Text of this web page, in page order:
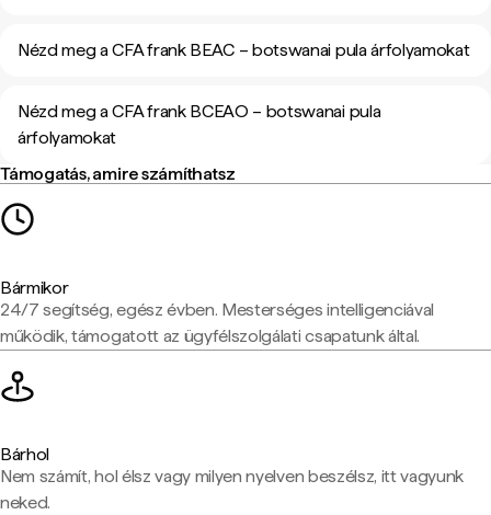
Nézd meg a CFA frank BEAC – botswanai pula árfolyamokat
Nézd meg a CFA frank BCEAO – botswanai pula
árfolyamokat
Támogatás, amire számíthatsz
Bármikor
24/7 segítség, egész évben. Mesterséges intelligenciával
működik, támogatott az ügyfélszolgálati csapatunk által.
Bárhol
Nem számít, hol élsz vagy milyen nyelven beszélsz, itt vagyunk
neked.